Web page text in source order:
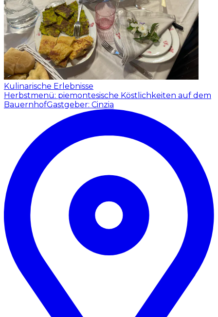
Kulinarische Erlebnisse
Herbstmenü: piemontesische Köstlichkeiten auf dem
BauernhofGastgeber: Cinzia